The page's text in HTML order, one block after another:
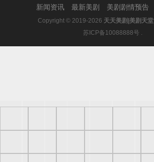
新闻资讯 最新美剧 美剧剧情预告
Copyright © 2019-2026 天天美剧|美剧天堂
苏ICP备10088888号 .